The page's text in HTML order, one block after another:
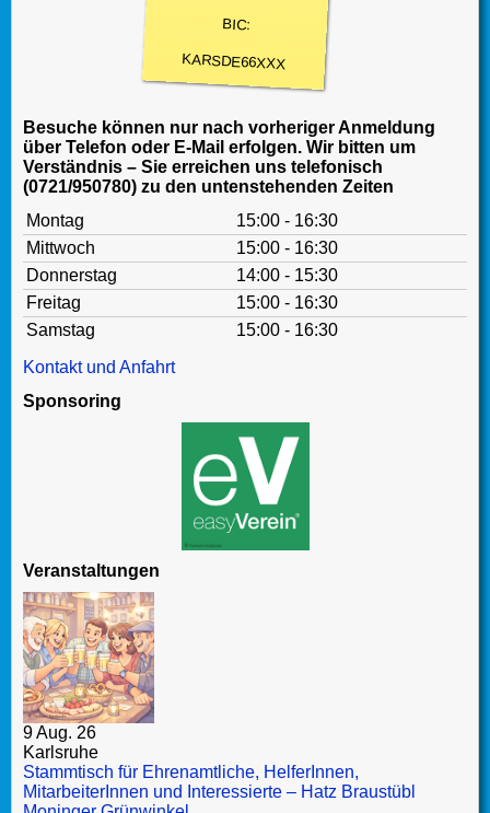
BIC:
KARSDE66XXX
Besuche können nur nach vorheriger Anmeldung
über Telefon oder E-Mail erfolgen. Wir bitten um
Verständnis – Sie erreichen uns telefonisch
(0721/950780) zu den untenstehenden Zeiten
Montag
15:00 - 16:30
Mittwoch
15:00 - 16:30
Donnerstag
14:00 - 15:30
Freitag
15:00 - 16:30
Samstag
15:00 - 16:30
Kontakt und Anfahrt
Sponsoring
Veranstaltungen
9 Aug. 26
Karlsruhe
Stammtisch für Ehrenamtliche, HelferInnen,
MitarbeiterInnen und Interessierte – Hatz Braustübl